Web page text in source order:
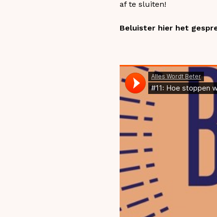
af te sluiten!
Beluister hier het